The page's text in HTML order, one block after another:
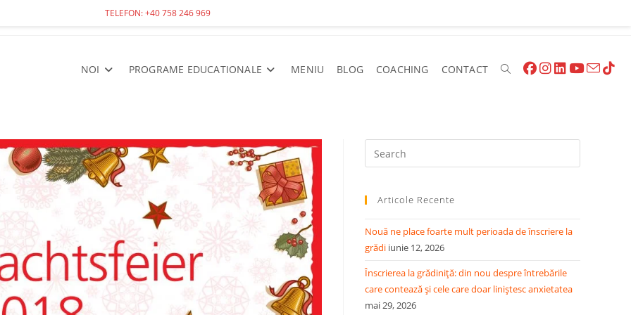
TELEFON: +40 758 246 969
NOI PROGRAME EDUCATIONALE MENIU BLOG COACHING CONTACT Toggle
Escape
Articole Recente
Nouă ne place foarte mult perioada de înscriere la
grădi iunie 12, 2026
Înscrierea la grădiniță: din nou despre întrebările
care contează și cele care doar liniștesc anxietatea
mai 29, 2026